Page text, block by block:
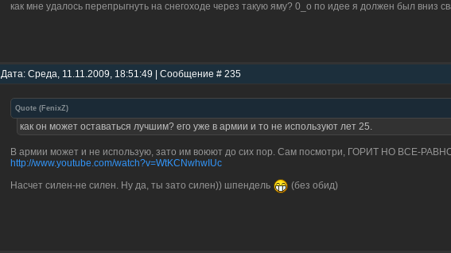
как мне удалось перепрыгнуть на снегоходе через такую яму? 0_о по идее я должен был вниз
Дата: Среда, 11.11.2009, 18:51:49 | Сообщение # 235
Quote ( FenixZ)
как он может оставаться лучшим? его уже в армии и то не используют лет 25.
В армии может и не использую, зато им воюют до сих пор. Сам посмотри, ГОРИТ НО ВСЕ-
http://www.youtube.com/watch?v=WtKCNwhwIUc
Насчет силен-не силен. Ну да, ты зато силен)) шпендель (без обид)